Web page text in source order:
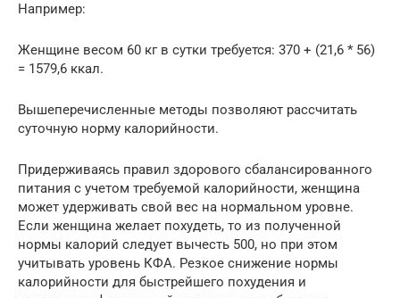
Например:
Женщине весом 60 кг в сутки требуется: 370 + (21,6 * 56)
= 1579,6 ккал.
Вышеперечисленные методы позволяют рассчитать
суточную норму калорийности.
Придерживаясь правил здорового сбалансированного
питания с учетом требуемой калорийности, женщина
может удерживать свой вес на нормальном уровне.
Если женщина желает похудеть, то из полученной
нормы калорий следует вычесть 500, но при этом
учитывать уровень КФА. Резкое снижение нормы
калорийности для быстрейшего похудения и